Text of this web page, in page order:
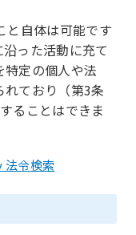
と自体は可能です
った活動に充て
定の個人や法
ており（第3条
ることはできま
法令検索